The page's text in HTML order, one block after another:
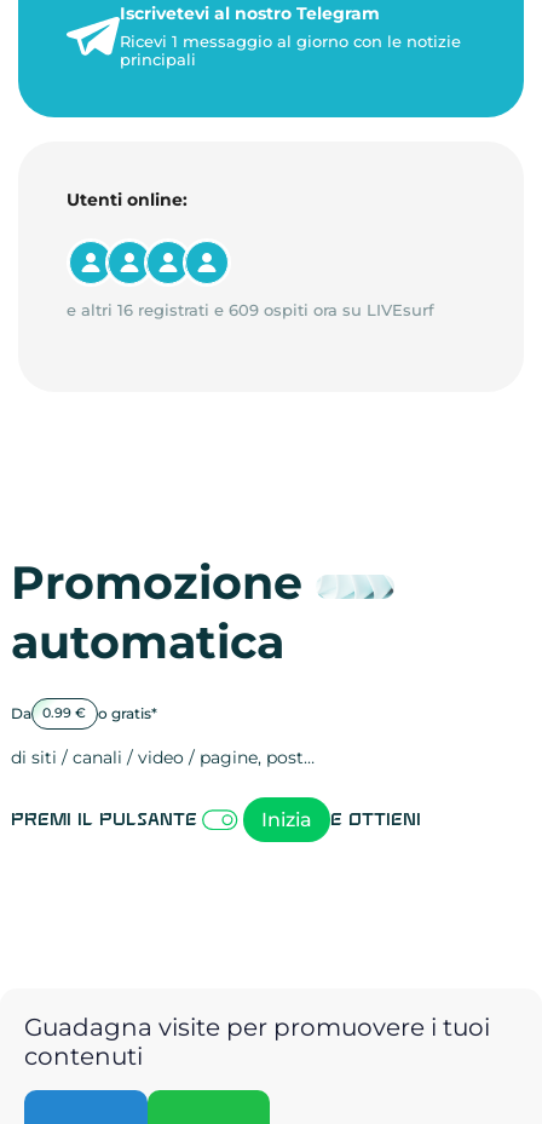
1 minuto di letturaIscrivetevi al nostro Telegram
Ricevi 1 messaggio al giorno con le notizie
principali
Utenti online:
e altri 16 registrati e 609 ospiti ora su LIVEsurf
Promozione
automatica
Da 0.99 € o gratis*
di siti / canali / video / pagine, post…
Premi il pulsante Inizia e ottieni
Guadagna visite per promuovere i tuoi
contenuti